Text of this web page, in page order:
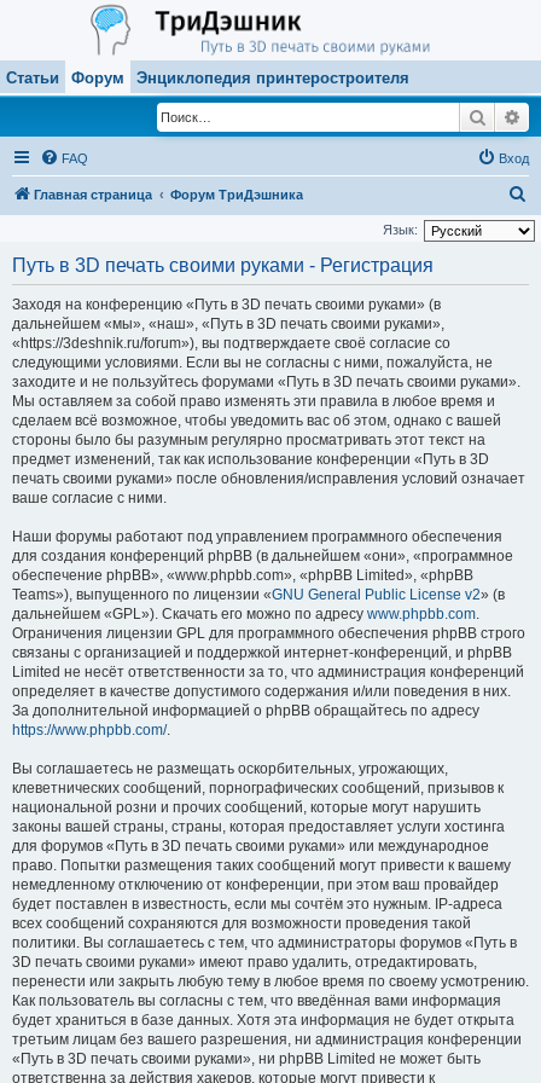
Статьи Форум Энциклопедия принтеростроителя
Поиск
FAQ Вход
Главная страница Форум ТриДэшника
о
Язык:
Путь в 3D печать своими руками - Регистрация
Заходя на конференцию «Путь в 3D печать своими руками» (в
дальнейшем «мы», «наш», «Путь в 3D печать своими руками»,
«https://3deshnik.ru/forum»), вы подтверждаете своё согласие со
следующими условиями. Если вы не согласны с ними, пожалуйста, не
заходите и не пользуйтесь форумами «Путь в 3D печать своими руками».
Мы оставляем за собой право изменять эти правила в любое время и
сделаем всё возможное, чтобы уведомить вас об этом, однако с вашей
стороны было бы разумным регулярно просматривать этот текст на
предмет изменений, так как использование конференции «Путь в 3D
печать своими руками» после обновления/исправления условий означает
ваше согласие с ними.
Наши форумы работают под управлением программного обеспечения
для создания конференций phpBB (в дальнейшем «они», «программное
обеспечение phpBB», «www.phpbb.com», «phpBB Limited», «phpBB
Teams»), выпущенного по лицензии «GNU General Public License v2» (в
дальнейшем «GPL»). Скачать его можно по адресу www.phpbb.com.
Ограничения лицензии GPL для программного обеспечения phpBB строго
связаны с организацией и поддержкой интернет-конференций, и phpBB
Limited не несёт ответственности за то, что администрация конференций
определяет в качестве допустимого содержания и/или поведения в них.
За дополнительной информацией о phpBB обращайтесь по адресу
https://www.phpbb.com/.
Вы соглашаетесь не размещать оскорбительных, угрожающих,
клеветнических сообщений, порнографических сообщений, призывов к
национальной розни и прочих сообщений, которые могут нарушить
законы вашей страны, страны, которая предоставляет услуги хостинга
для форумов «Путь в 3D печать своими руками» или международное
право. Попытки размещения таких сообщений могут привести к вашему
немедленному отключению от конференции, при этом ваш провайдер
будет поставлен в известность, если мы сочтём это нужным. IP-адреса
всех сообщений сохраняются для возможности проведения такой
политики. Вы соглашаетесь с тем, что администраторы форумов «Путь в
3D печать своими руками» имеют право удалить, отредактировать,
перенести или закрыть любую тему в любое время по своему усмотрению.
Как пользователь вы согласны с тем, что введённая вами информация
будет храниться в базе данных. Хотя эта информация не будет открыта
третьим лицам без вашего разрешения, ни администрация конференции
«Путь в 3D печать своими руками», ни phpBB Limited не может быть
ответственна за действия хакеров, которые могут привести к